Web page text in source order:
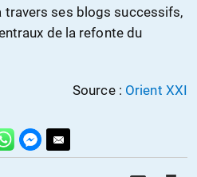
travers ses blogs successifs,
de la refonte du
Source : Orient XXI